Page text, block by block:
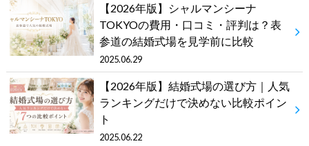
【2026年版】シャルマンシーナ
TOKYOの費用・口コミ・評判は？表
参道の結婚式場を見学前に比較
2025.06.29
【2026年版】結婚式場の選び方｜人気
ランキングだけで決めない比較ポイン
ト
2025.06.22